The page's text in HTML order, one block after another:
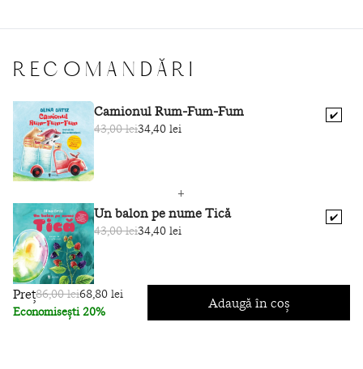
RECOMANDĂRI
✔️
Camionul Rum-Fum-Fum
43,00 lei34,40 lei
✔️
Un balon pe nume Tică
43,00 lei34,40 lei
Preț86,00 lei68,80 lei
Economisești 20%
Adaugă în coș